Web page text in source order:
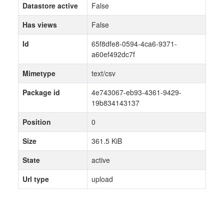
Datastore active
False
Has views
False
Id
65f8dfe8-0594-4ca6-9371-
a60ef492dc7f
Mimetype
text/csv
Package id
4e743067-eb93-4361-9429-
19b834143137
Position
0
Size
361.5 KiB
State
active
Url type
upload